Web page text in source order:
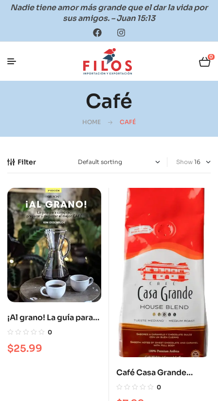
Nadie tiene amor más grande que el dar la vida por
sus amigos. – Juan 15:13
0
Café
HOME CAFÉ
Filter Show
¡Al grano! La guía para
comprar, preparar y
0
$25.99
Café Casa Grande
House Blend 12 oz
Tueste mediano
0